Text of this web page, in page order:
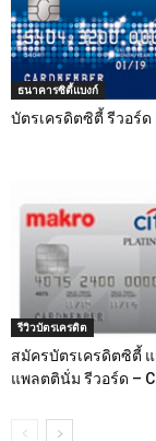
ธนาคารซิตี้แบงก์
บัตรเครดิตซิตี้ รีวอร์ด
รีวิวบัตรเครดิต
สมัครบัตรเครดิตซิตี้
แพลตตินั่ม รีวอร์ด –